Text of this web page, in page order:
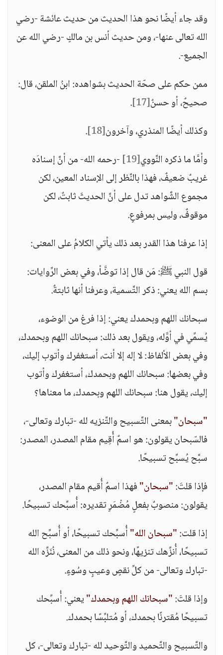
وقد جاء أيضًا نحو هذا الحديث من حديث عائشة -رضي
الله تعالى عنها-، ومن حديث أنس بن مالكٍ -رضي الله عن
الجميع-.
ممن حكم على صحّة الحديث بشواهده: ابنُ الملقن، قال:
صحيحٌ، أو حسنٌ[17]
.
وكذلك أيضًا المنذري، وآخرون[18]
.
وأمَّا ما ذكره النَّووي[19]
-رحمه الله- من أنَّ إسنادَه
غريبٌ ضعيفٌ، فهذا بالنَّظر إلى الإسناد المعين، لكن
مجموع الشَّواهد تدل على أنَّ الحديثَ ثابتٌ، لكن
موقوفٌ، وليس بمرفوعٍ.
إذا عرفنا هذا القدر بعد ذلك يأتي الكلامُ على المعنى:
قول النبي ﷺ: مَن قال إذا توضَّأ، وفي بعض الرِّوايات:
بسم الله يعني: ذكر التَّسمية، وعرفنا أنها ثابتةٌ.
سبحانك اللهم وبحمدك يعني: إذا فرغ من الوضوء،
يُسمِّي في أوَّله، ويقول بعد ذلك: سبحانك اللهم وبحمدك،
وفي بعض الألفاظ: لا إله إلا أنت، أستغفرك وأتوب إليك،
وفي بعضها: سبحانك اللهم وبحمدك، أستغفرك وأتوب
إليك، يقول هنا: سبحانك اللهم وبحمدك، ما معناها؟
"سبحان"بمعنى التَّسبيح والتَّنزيه لله -تبارك وتعالى-،
فالسّبحان يقولون: هو اسمٌ أُقِيم مقام المصدر، المصدر:
سبَّح يُسبِّح تسبيحًا.
فإذا قلتَ:"سبحان"فهذا اسمٌ أُقيم مقام المصدر،
يقولون: منصوبٌ بفعلٍ مُضْمَرٍ تقديره: أُسبِّحك تسبيحًا.
إذا قلت:"سبحان الله"أُسبِّحك تسبيحًا، أو أُسبِّح الله
تسبيحًا، أُنزِّهك تنزيهًا، ونحو ذلك من المعنى، نُنَزِّه الله
-تبارك وتعالى- من كلِّ نقصٍ وعيبٍ وسُوءٍ.
وإذا قلتَ:"سبحانك اللهم وبحمدك"يعني: أُسبِّحك
تسبيحًا مُقترنًا بحمدك، أو مُتلبِّسًا بحمدك.
والتَّسبيح والتَّحميد والتَّوحيد لله -تبارك وتعالى-، كل